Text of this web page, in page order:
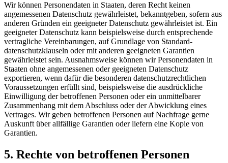
Wir können Personendaten in Staaten, deren Recht keinen
angemessenen Datenschutz gewährleistet, bekanntgeben, sofern aus
anderen Gründen ein geeigneter Datenschutz gewährleistet ist. Ein
geeigneter Datenschutz kann beispielsweise durch entsprechende
vertragliche Vereinbarungen, auf Grundlage von Standard­
datenschutzklauseln oder mit anderen geeigneten Garantien
gewährleistet sein. Ausnahmsweise können wir Personendaten in
Staaten ohne angemessenen oder geeigneten Datenschutz
exportieren, wenn dafür die besonderen datenschutz­rechtlichen
Voraussetzungen erfüllt sind, beispielsweise die ausdrückliche
Einwilligung der betroffenen Personen oder ein unmittelbarer
Zusammenhang mit dem Abschluss oder der Abwicklung eines
Vertrages. Wir geben betroffenen Personen auf Nachfrage gerne
Auskunft über allfällige Garantien oder liefern eine Kopie von
Garantien.
5. Rechte von betroffenen Personen